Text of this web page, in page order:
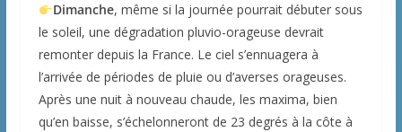
Dimanche, même si la journée pourrait débuter sous
le soleil, une dégradation pluvio-orageuse devrait
remonter depuis la France. Le ciel s’ennuagera à
l’arrivée de périodes de pluie ou d’averses orageuses.
Après une nuit à nouveau chaude, les maxima, bien
qu’en baisse, s’échelonneront de 23 degrés à la côte à